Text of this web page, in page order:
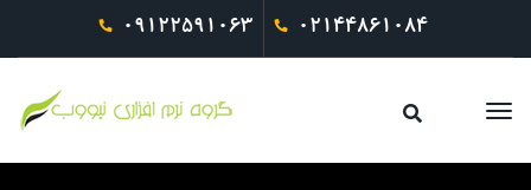
09122591063 02144861084